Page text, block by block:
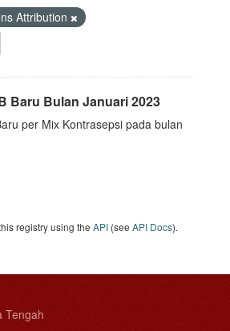
Attribution
Baru Bulan Januari 2023
per Mix Kontrasepsi pada bulan
registry using the API (see API Docs).
Tengah